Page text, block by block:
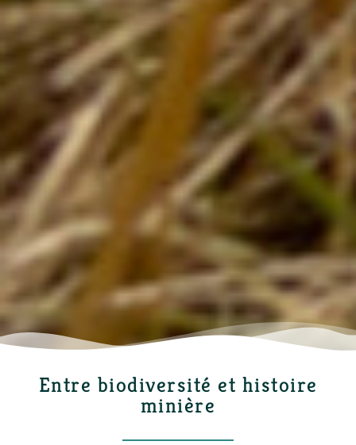
Entre biodiversité et histoire
minière